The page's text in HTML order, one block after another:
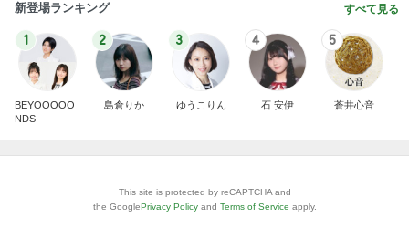
新登場ランキング すべて見る
1
BEYOOOOO
NDS
2
島倉りか
3
ゆうこりん
4
石 安伊
5
蒼井心音
This site is protected by reCAPTCHA and
the GooglePrivacy Policy and Terms of Service apply.